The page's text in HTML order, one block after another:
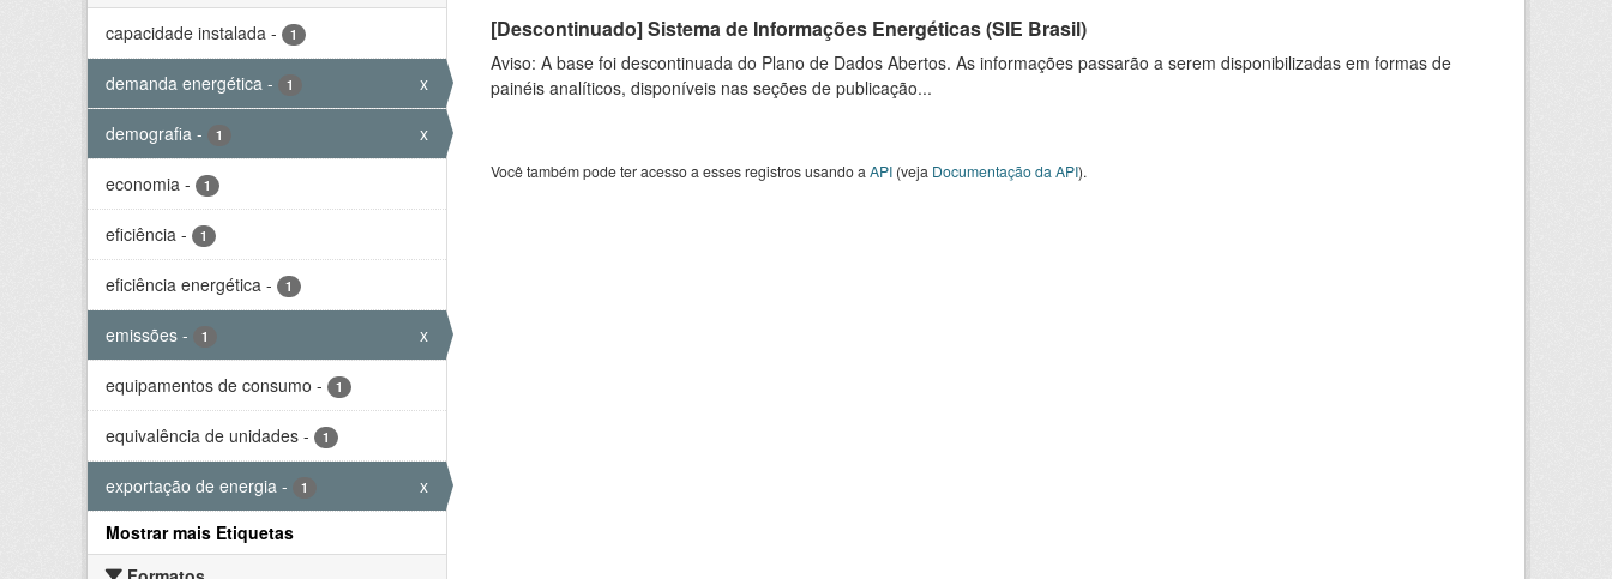
capacidade instalada - 1
demanda energética - 1 x
demografia - 1 x
economia - 1
eficiência - 1
eficiência energética - 1
emissões - 1 x
equipamentos de consumo - 1
equivalência de unidades - 1
exportação de energia - 1
x
Mostrar mais Etiquetas
[Descontinuado] Sistema de Informações Energéticas (SIE Brasil)
Aviso: A base foi descontinuada do Plano de Dados Abertos. As informações passarão a serem disponibilizadas em formas de
painéis analíticos, disponíveis nas seções de publicação...
Você também pode ter acesso a esses registros usando a API(veja Documentação da API).